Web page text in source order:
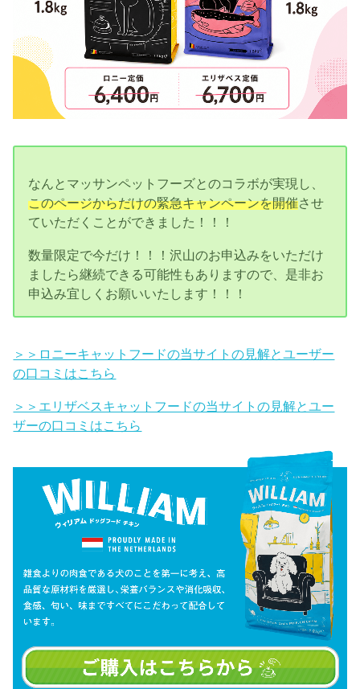
なんとマッサンペットフーズとのコラボが実現し、
このページからだけの緊急キャンペーンを開催させ
ていただくことができました！！！
数量限定で今だけ！！！沢山のお申込みをいただけ
ましたら継続できる可能性もありますので、是非お
申込み宜しくお願いいたします！！！
＞＞ロニーキャットフードの当サイトの見解とユーザー
の口コミはこちら
＞＞エリザベスキャットフードの当サイトの見解とユー
ザーの口コミはこちら